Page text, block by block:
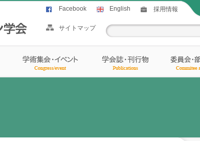
Facebook English 採用情報
サイトマップ